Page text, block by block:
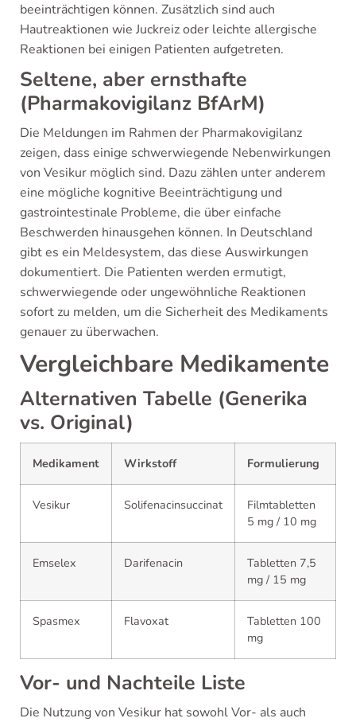
beeinträchtigen können. Zusätzlich sind auch
Hautreaktionen wie Juckreiz oder leichte allergische
Reaktionen bei einigen Patienten aufgetreten.
Seltene, aber ernsthafte
(Pharmakovigilanz BfArM)
Die Meldungen im Rahmen der Pharmakovigilanz
zeigen, dass einige schwerwiegende Nebenwirkungen
von Vesikur möglich sind. Dazu zählen unter anderem
eine mögliche kognitive Beeinträchtigung und
gastrointestinale Probleme, die über einfache
Beschwerden hinausgehen können. In Deutschland
gibt es ein Meldesystem, das diese Auswirkungen
dokumentiert. Die Patienten werden ermutigt,
schwerwiegende oder ungewöhnliche Reaktionen
sofort zu melden, um die Sicherheit des Medikaments
genauer zu überwachen.
Vergleichbare Medikamente
Alternativen Tabelle (Generika
vs. Original)
Medikament Wirkstoff Formulierung
Vesikur Solifenacinsuccinat
Filmtabletten
5 mg / 10 mg
Emselex Darifenacin
Tabletten 7,5
mg / 15 mg
Spasmex Flavoxat
Tabletten 100
mg
Vor- und Nachteile Liste
Die Nutzung von Vesikur hat sowohl Vor- als auch